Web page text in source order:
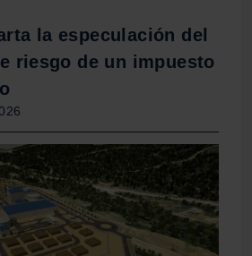
la especulación del
riesgo de un impuesto